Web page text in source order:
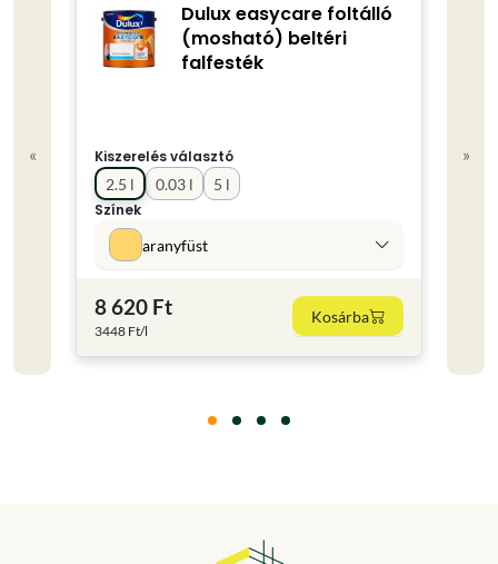
«
Dulux easycare foltálló
(mosható) beltéri
falfesték
Kiszerelés választó
0.03 l
2.5 l
5 l
Színek
aranyfüst
8 620 Ft
3448 Ft/l
Kosárba
»